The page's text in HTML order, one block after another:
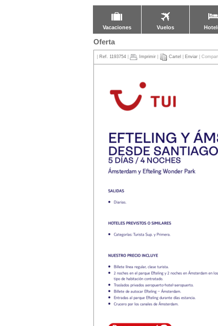
Vacaciones Vuelos
Oferta
Ref. 1193754| Imprimir| Cartel Enviar |